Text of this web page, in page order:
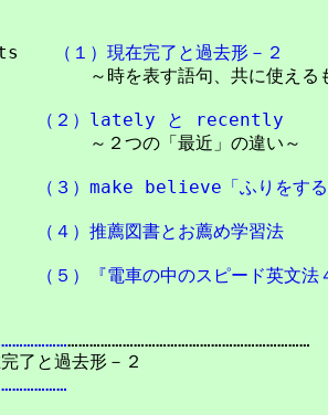
（１）現在完了と過去形－２
す語句、共に使えるもの
（２）lately と recently
の「最近」の違い～
（３）make believe「ふりをす
（４）推薦図書とお薦め学習法
（５）『電車の中のスピード英文法
…………………………………………………………